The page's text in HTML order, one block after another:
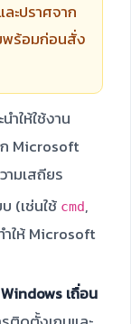
ะปราศจาก
พร้อมก่อนสั่ง
นำให้ใช้งาน
Microsoft
ามเสถียร
(เช่นใช้ cmd,
ำให้ Microsoft
Windows เถื่อน